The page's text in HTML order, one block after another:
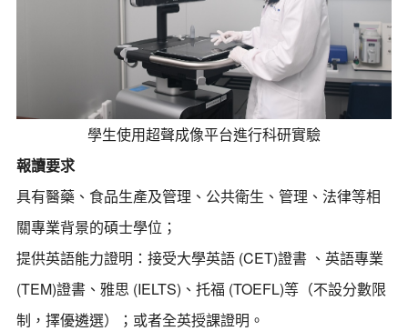
學生使用超聲成像平台進行科研實驗
報讀要求
具有醫藥、食品生產及管理、公共衛生、管理、法律等相
關專業背景的碩士學位；
提供英語能力證明：接受大學英語 (CET)證書 、英語專業
(TEM)證書、雅思 (IELTS)、托福 (TOEFL)等（不設分數限
制，擇優遴選）；或者全英授課證明。